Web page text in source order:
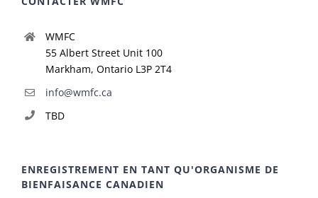
WMFC
55 Albert Street Unit 100
Markham, Ontario L3P 2T4
info@wmfc.ca
TBD
ENREGISTREMENT EN TANT QU'ORGANISME DE
BIENFAISANCE CANADIEN